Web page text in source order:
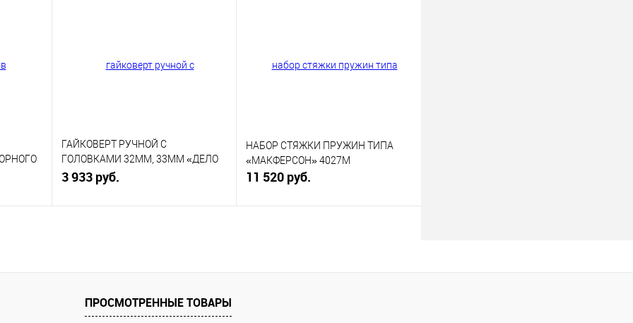
ГАЙКОВЕРТ РУЧНОЙ С
ГОЛОВКАМИ 32ММ, 33ММ «ДЕЛО
ТЕХНИКИ» 536581
3 933 руб.
НАБОР СТЯЖКИ ПРУЖИН ТИПА
«МАКФЕРСОН» 4027М
11 520 руб.
ПРОСМОТРЕННЫЕ ТОВАРЫ